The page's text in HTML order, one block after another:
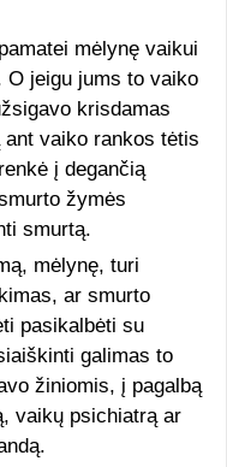
mėlynę vaikui
jeigu jums to vaiko
krisdamas
ant vaiko rankos tėtis
į degančią
žymės
smurtą.
mėlynę, turi
ar smurto
pasikalbėti su
galimas to
žiniomis, į pagalbą
vaikų psichiatrą ar